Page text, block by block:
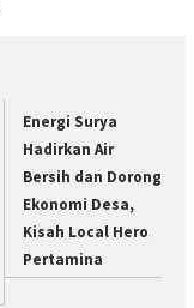
Energi Surya
Hadirkan Air
Bersih dan Dorong
Ekonomi Desa,
Kisah Local Hero
Pertamina